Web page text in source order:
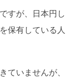
すが、日本円し
保有している人
ていませんが、